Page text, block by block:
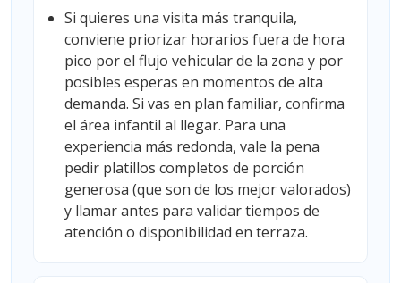
Si quieres una visita más tranquila,
conviene priorizar horarios fuera de hora
pico por el flujo vehicular de la zona y por
posibles esperas en momentos de alta
demanda. Si vas en plan familiar, confirma
el área infantil al llegar. Para una
experiencia más redonda, vale la pena
pedir platillos completos de porción
generosa (que son de los mejor valorados)
y llamar antes para validar tiempos de
atención o disponibilidad en terraza.